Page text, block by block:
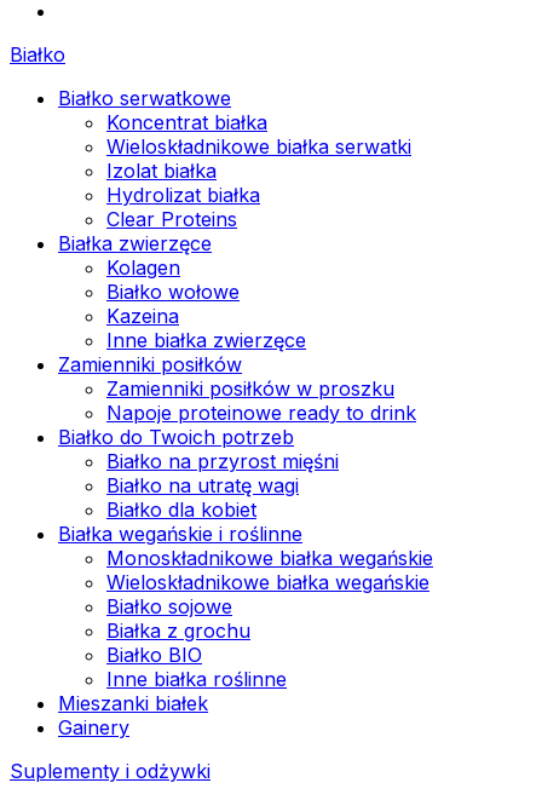
Białko
Białko serwatkowe
Koncentrat białka
Wieloskładnikowe białka serwatki
Izolat białka
Hydrolizat białka
Clear Proteins
Białka zwierzęce
Kolagen
Białko wołowe
Kazeina
Inne białka zwierzęce
Zamienniki posiłków
Zamienniki posiłków w proszku
Napoje proteinowe ready to drink
Białko do Twoich potrzeb
Białko na przyrost mięśni
Białko na utratę wagi
Białko dla kobiet
Białka wegańskie i roślinne
Monoskładnikowe białka wegańskie
Wieloskładnikowe białka wegańskie
Białko sojowe
Białka z grochu
Białko BIO
Inne białka roślinne
Mieszanki białek
Gainery
Suplementy i odżywki